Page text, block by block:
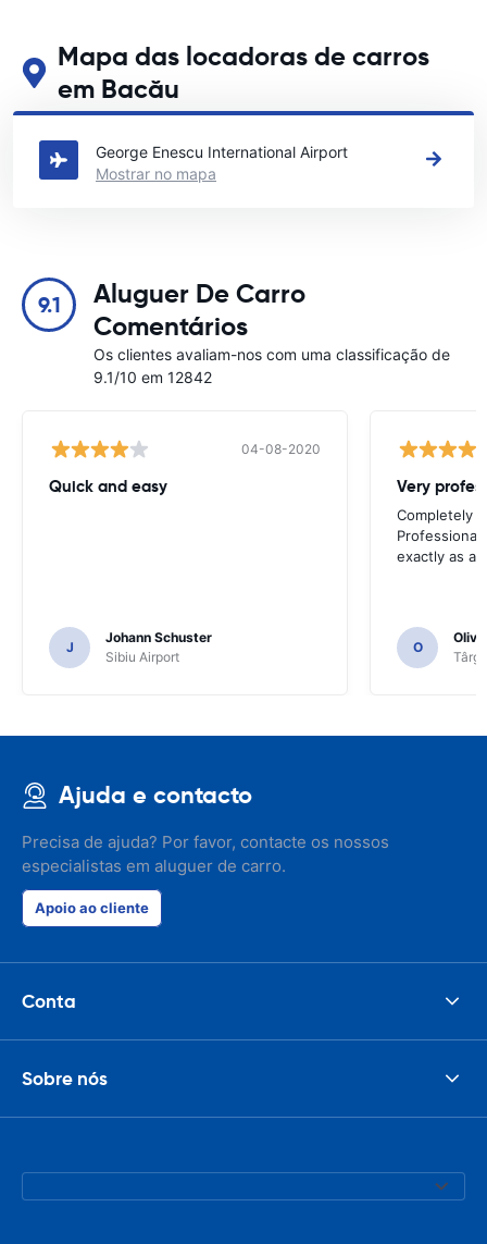
Mapa das locadoras de carros
em Bacău
Veja nossos principais locais de aluguel de carros em Bacău
George Enescu International Airport
Mostrar no mapa
9.1
Aluguer De Carro
Comentários
Os clientes avaliam-nos com uma classificação de
9.1/10 em 12842
04-08-2020
Quick and easy
J
Johann Schuster
Sibiu Airport
Completely
exactly as
O
Ajuda e contacto
Precisa de ajuda? Por favor, contacte os nossos
especialistas em aluguer de carro.
Apoio ao cliente
Conta
Sobre nós